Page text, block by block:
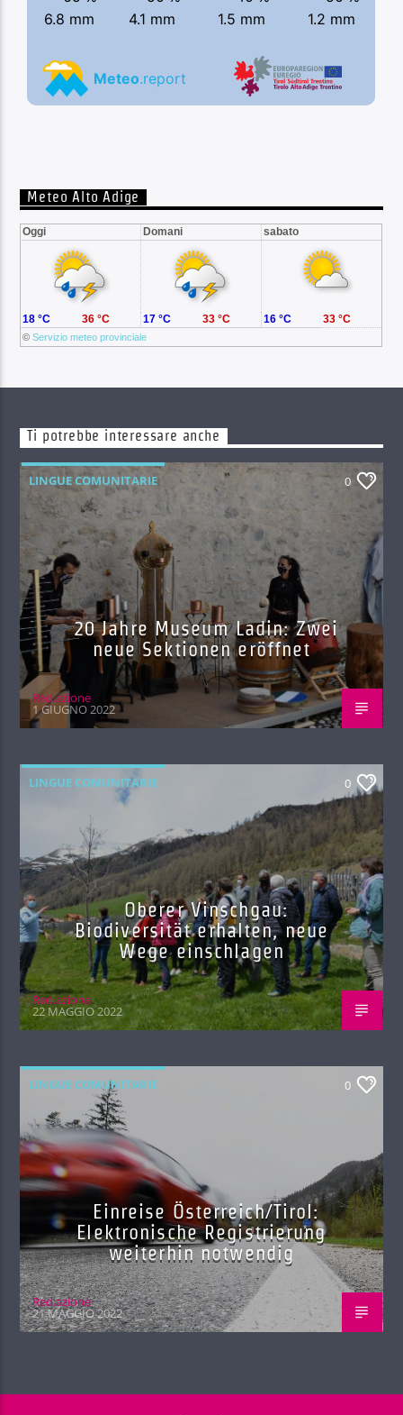
Meteo Alto Adige
Oggi Domani sabato
©Servizio meteo provinciale
18 °C 36 °C 17 °C 33 °C 16 °C 33 °C
Ti potrebbe interessare anche
LINGUE COMUNITARIE 0
20 Jahre Museum Ladin: Zwei
neue Sektionen eröffnet
Red.azione
1 GIUGNO 2022
LINGUE COMUNITARIE 0
Oberer Vinschgau:
Biodiversität erhalten, neue
Wege einschlagen
Red.azione
22 MAGGIO 2022
LINGUE COMUNITARIE 0
Einreise Österreich/Tirol:
Elektronische Registrierung
weiterhin notwendig
Red.azione
21 MAGGIO 2022